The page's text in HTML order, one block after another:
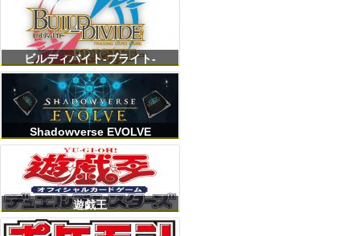
ビルディバイト-ブライト-
Shadowverse EVOLVE
遊戯王